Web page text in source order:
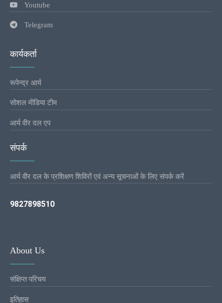
Youtube
Telegram
कार्यकर्ता
रूपेन्द्र आर्य
सोशल मीडिया टीम
आर्य वीर दल एप
संपर्क
आर्य वीर दल के प्रशिक्षण शिविरों एवं अन्य सूचनाओं के लिए संपर्क करें
9827898510
About Us
संक्षिप्त परिचय
इतिहास